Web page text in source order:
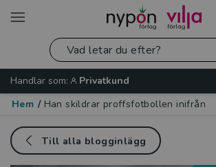
Handlar som:
Privatkund
Hem / Han skildrar proffsfotbollen inifrån
Till alla blogginlägg